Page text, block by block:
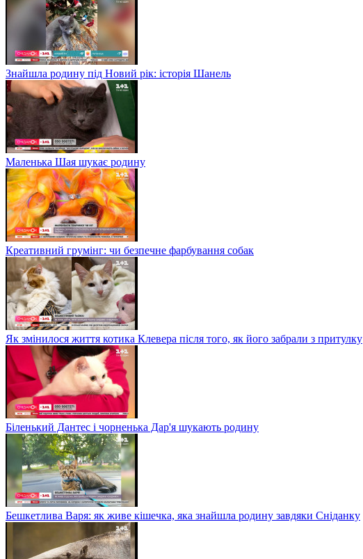
Знайшла родину під Новий рік: історія Шанель
Маленька Шая шукає родину
Креативний грумінг: чи безпечне фарбування собак
Як змінилося життя котика Клевера після того, як його забрали з притулку
Біленький Дантес і чорненька Дар'я шукають родину
Бешкетлива Варя: як живе кішечка, яка знайшла родину завдяки Сніданку